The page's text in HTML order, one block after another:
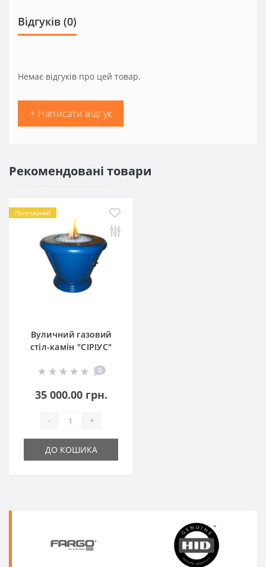
Відгуків (0)
Немає відгуків про цей товар.
+ Написати відгук
Рекомендовані товари
Популярний
Вуличний газовий
стіл-камін "СІРІУС"
0
35 000.00 грн.
- +
ДО КОШИКА